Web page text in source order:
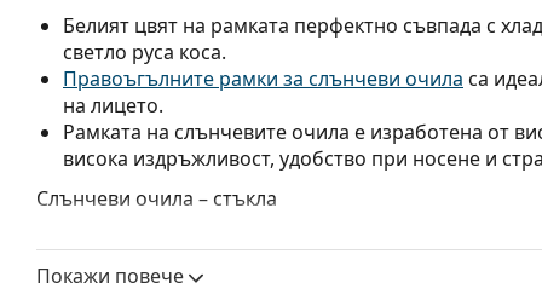
Белият цвят на рамката перфектно съвпада с
светло руса коса.
Правоъгълните рамки за слънчеви очила са
на лицето.
Рамката на слънчевите очила е изработена от
висока издръжливост, удобство при носене и
Слънчеви очила – стъкла
Покажи повече